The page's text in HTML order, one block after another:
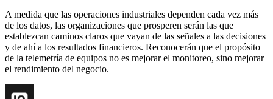
A medida que las operaciones industriales dependen cada vez más
de los datos, las organizaciones que prosperen serán las que
establezcan caminos claros que vayan de las señales a las decisiones
y de ahí a los resultados financieros. Reconocerán que el propósito
de la telemetría de equipos no es mejorar el monitoreo, sino mejorar
el rendimiento del negocio.